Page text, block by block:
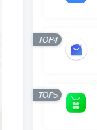
TOP4
TOP5